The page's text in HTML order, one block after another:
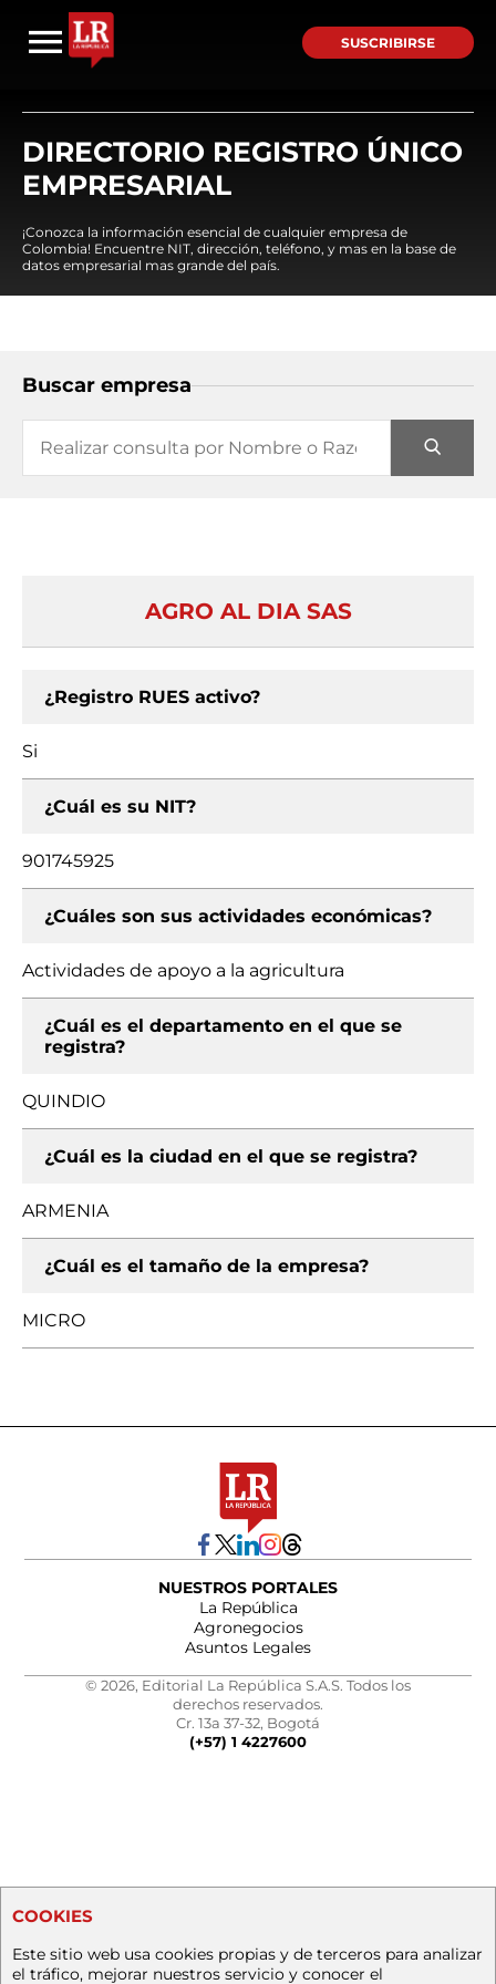
SUSCRIBIRSE
DIRECTORIO REGISTRO ÚNICO
EMPRESARIAL
¡Conozca la información esencial de cualquier empresa de
Colombia! Encuentre NIT, dirección, teléfono, y mas en la base de
datos empresarial mas grande del país.
Buscar empresa
AGRO AL DIA SAS
¿Registro RUES activo?
Si
¿Cuál es su NIT?
901745925
¿Cuáles son sus actividades económicas?
Actividades de apoyo a la agricultura
¿Cuál es el departamento en el que se
registra?
QUINDIO
¿Cuál es la ciudad en el que se registra?
ARMENIA
¿Cuál es el tamaño de la empresa?
MICRO
NUESTROS PORTALES
La República
Agronegocios
Asuntos Legales
© 2026, Editorial La República S.A.S. Todos los
derechos reservados.
Cr. 13a 37-32, Bogotá
(+57) 1 4227600
COOKIES
Este sitio web usa cookies propias y de terceros para analizar
el tráfico, mejorar nuestros servicio y conocer el